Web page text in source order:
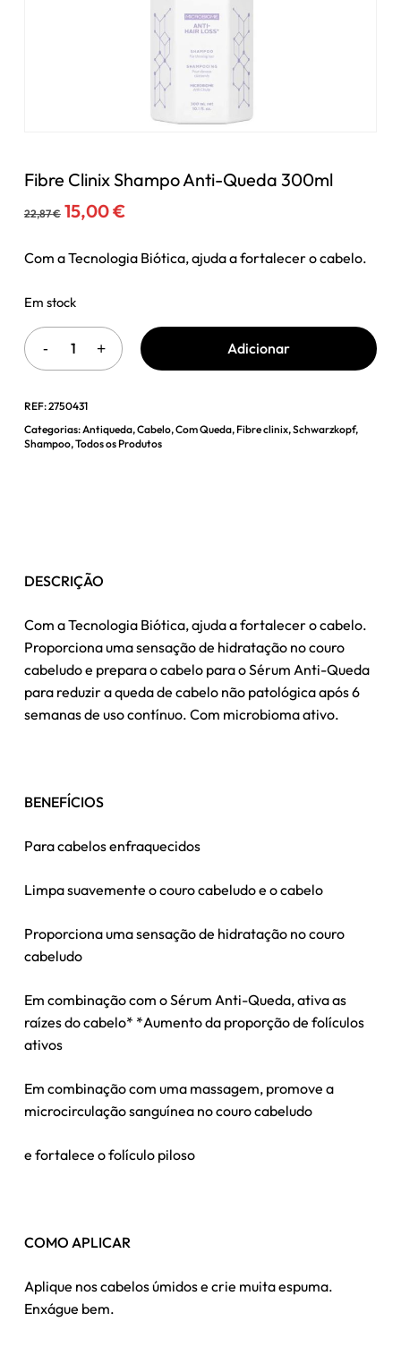
Fibre Clinix Shampo Anti-Queda 300ml
22,87€ O
original
22,87 €.
15,00€O
atual
Com a Tecnologia Biótica, ajuda a fortalecer o cabelo.
Em stock
Adicionar
REF:2750431
Categorias:Antiqueda,Cabelo,Com Queda,Fibre clinix,Schwarzkopf,
Shampoo,Todos os Produtos
DESCRIÇÃO
Com a Tecnologia Biótica, ajuda a fortalecer o cabelo.
Proporciona uma sensação de hidratação no couro
cabeludo e prepara o cabelo para o Sérum Anti-Queda
para reduzir a queda de cabelo não patológica após 6
semanas de uso contínuo. Com microbioma ativo.
BENEFÍCIOS
Para cabelos enfraquecidos
Limpa suavemente o couro cabeludo e o cabelo
Proporciona uma sensação de hidratação no couro
cabeludo
Em combinação com o Sérum Anti-Queda, ativa as
raízes do cabelo* *Aumento da proporção de folículos
ativos
Em combinação com uma massagem, promove a
microcirculação sanguínea no couro cabeludo
e fortalece o folículo piloso
COMO APLICAR
Aplique nos cabelos úmidos e crie muita espuma.
Enxágue bem.